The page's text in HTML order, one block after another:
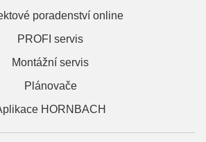
poradenství online
PROFI servis
Montážní servis
Plánovače
HORNBACH